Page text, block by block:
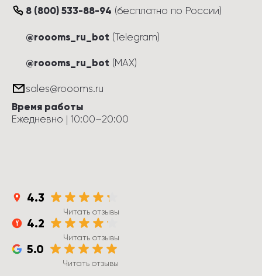
8 (800) 533-88-94 (бесплатно по России)
@roooms_ru_bot (Telegram)
@roooms_ru_bot (MAX)
sales@roooms.ru
Время работы
Ежедневно | 10:00–20:00
4.3
Читать отзывы
4.2
Читать отзывы
5.0
Читать отзывы